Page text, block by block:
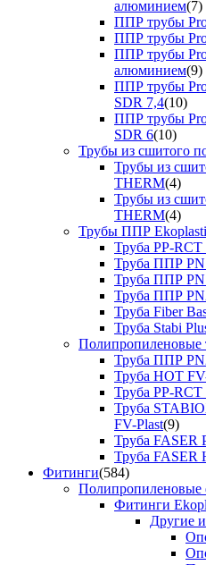
алюминием(7)
ППР трубы
ППР трубы
ППР трубы
алюминием(9)
ППР трубы
SDR 7,4(10)
ППР трубы
SDR 6(10)
Трубы из сшитого
Трубы из
THERM(4)
Трубы из
THERM(4)
Трубы ППР
Труба PP-
Труба ППР
Труба ППР
Труба ППР
Труба Fiber
Труба Stabi
Полипропиленовые
Труба ППР
Труба HOT
Труба PP-
Труба
FV-Plast(9)
Труба FASER
Труба FASER
Фитинги(584)
Полипропиленовые
Фитинги
Другие